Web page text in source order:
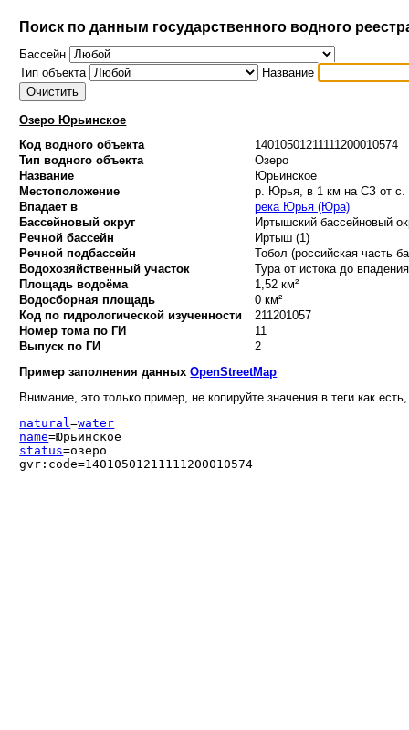
Поиск по данным государственного водного
Бассейн
Тип объекта
Название
Озеро Юрьинское
Код водного объекта
14010501211111200010574
Тип водного объекта
Озеро
Название
Юрьинское
Местоположение
р. Юрья, в 1 км на СЗ от с.
Впадает в
река Юрья (Юра)
Бассейновый округ
Иртышский бассейновый
Речной бассейн
Иртыш (1)
Речной подбассейн
Тобол (российская часть
Водохозяйственный участок
Тура от истока до
Площадь водоёма
1,52 км²
Водосборная площадь
0 км²
Код по гидрологической изученности
211201057
Номер тома по ГИ
11
Выпуск по ГИ
2
Пример заполнения данныхOpenStreetMap
Внимание, это только пример, не копируйте значения в теги как
natural=water
name=Юрьинское
status=озеро
gvr:code=14010501211111200010574